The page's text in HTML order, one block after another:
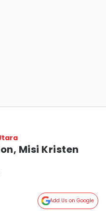
Misi Kristen
Add Us on Google